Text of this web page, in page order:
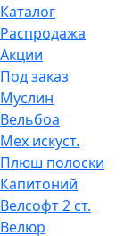
Каталог
Распродажа
Акции
Под заказ
Муслин
Вельбоа
Мех искуст.
Плюш полоски
Капитоний
Велсофт 2 ст.
Велюр